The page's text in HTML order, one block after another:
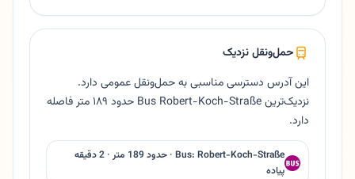
حمل‌ونقل نزدیک
این آدرس دسترسی مناسبی به حمل‌ونقل عمومی دارد.
نزدیک‌ترین Bus Robert-Koch-Straße حدود ۱۸۹ متر فاصله
دارد.
Bus: Robert-Koch-Straße · حدود 189 متر · 2 دقیقه
پیاده